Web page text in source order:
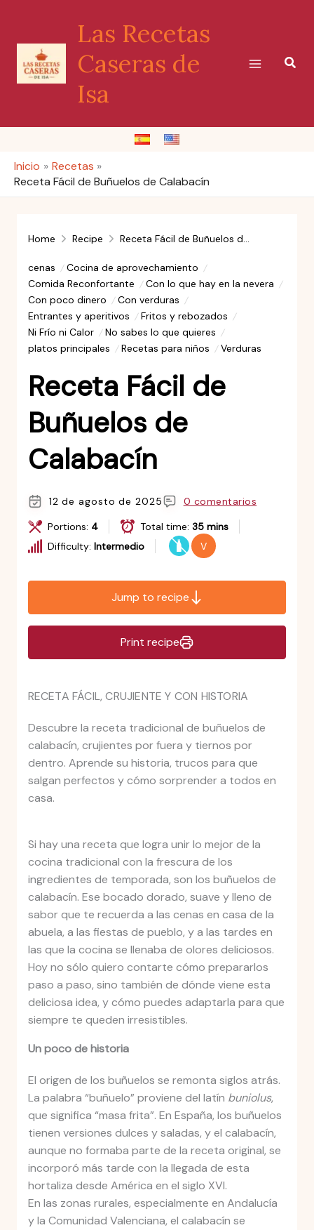
contenido
Las Recetas
Caseras de
Isa
Inicio
Recetas
Receta Fácil de Buñuelos de Calabacín
Home Recipe Receta Fácil de Buñuelos de Calabacín
cenas
Cocina de aprovechamiento
Comida Reconfortante
Con lo que hay en la nevera
Con poco dinero
Con verduras
Entrantes y aperitivos
Fritos y rebozados
Ni Frío ni Calor
No sabes lo que quieres
platos principales
Recetas para niños Verduras
Receta Fácil de
Buñuelos de
Calabacín
12 de agosto de 2025
0 comentarios
Portions: 4 Total time: 35 mins
Difficulty: Intermedio V
Jump to recipe
Print recipe
RECETA FÁCIL, CRUJIENTE Y CON HISTORIA
Descubre la receta tradicional de buñuelos de
calabacín, crujientes por fuera y tiernos por
dentro. Aprende su historia, trucos para que
salgan perfectos y cómo sorprender a todos en
casa.
Si hay una receta que logra unir lo mejor de la
cocina tradicional con la frescura de los
ingredientes de temporada, son los buñuelos de
calabacín. Ese bocado dorado, suave y lleno de
sabor que te recuerda a las cenas en casa de la
abuela, a las fiestas de pueblo, y a las tardes en
las que la cocina se llenaba de olores deliciosos.
Hoy no sólo quiero contarte cómo prepararlos
paso a paso, sino también de dónde viene esta
deliciosa idea, y cómo puedes adaptarla para que
siempre te queden irresistibles.
Un poco de historia
El origen de los buñuelos se remonta siglos atrás.
La palabra “buñuelo” proviene del latín buniolus,
que significa “masa frita”. En España, los buñuelos
tienen versiones dulces y saladas, y el calabacín,
aunque no formaba parte de la receta original, se
incorporó más tarde con la llegada de esta
hortaliza desde América en el siglo XVI.
En las zonas rurales, especialmente en Andalucía
y la Comunidad Valenciana, el calabacín se